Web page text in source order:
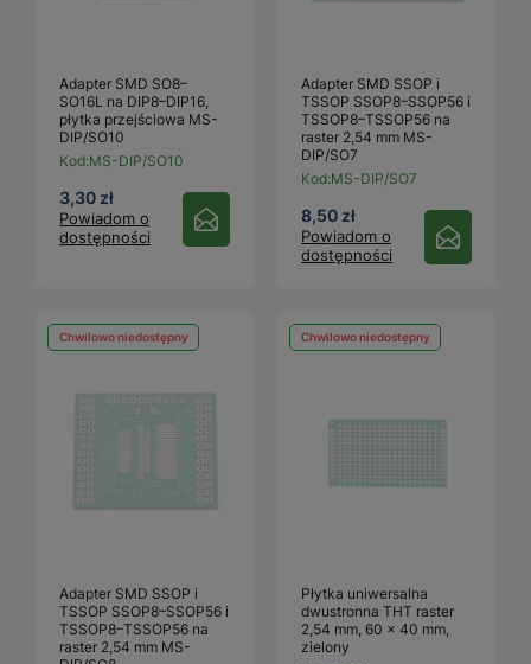
Adapter SMD SO8–
SO16L na DIP8–DIP16,
płytka przejściowa MS-
DIP/SO10
Kod:MS-DIP/SO10
3,30 zł
Powiadom o
dostępności
Adapter SMD SSOP i
TSSOP SSOP8–SSOP56 i
TSSOP8–TSSOP56 na
raster 2,54 mm MS-
DIP/SO7
Kod:MS-DIP/SO7
8,50 zł
Powiadom o
dostępności
Chwilowo niedostępny
Adapter SMD SSOP i
TSSOP SSOP8–SSOP56 i
TSSOP8–TSSOP56 na
raster 2,54 mm MS-
Chwilowo niedostępny
Płytka uniwersalna
dwustronna THT raster
2,54 mm, 60 × 40 mm,
zielony